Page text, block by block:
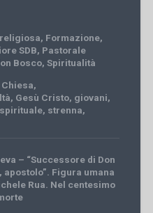
, Formazione,
SDB, Pastorale
Bosco, Spiritualità
Chiesa,
, Gesù Cristo, giovani,
, strenna,
– “Successore di Don
Figura umana
Rua. Nel centesimo